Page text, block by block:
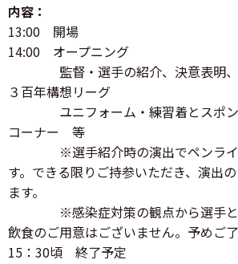
内容：
13:00 開場
14:00 オープニング
監督・選手の紹介、決意表明、
３百年構想リーグ
ユニフォーム・練習着とスポン
コーナー 等
※選手紹介時の演出でペンライ
す。できる限りご持参いただき、演出
ます。
※感染症対策の観点から選手と
飲食のご用意はございません。予めご了
15：30頃 終了予定